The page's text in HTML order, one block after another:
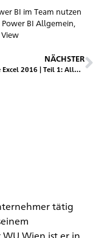
BI im Team nutzen
Power BI Allgemein
NÄCHSTER
tätig